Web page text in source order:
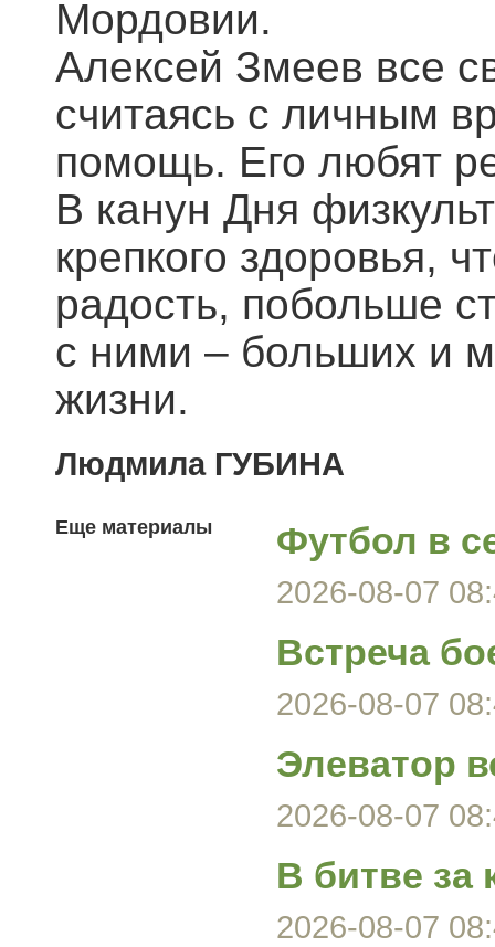
Мордовии.
Алексей Змеев все
считаясь с личным
помощь. Его любят
В канун Дня
крепкого здоровья,
радость, побольше
с ними – больших и
жизни.
Людмила ГУБИНА
Еще материалы Футбол в
2026-08-07
Встреча
2026-08-07
Элеватор
2026-08-07
В битве за
2026-08-07